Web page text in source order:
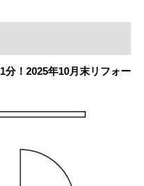
！2025年10月末リフォー